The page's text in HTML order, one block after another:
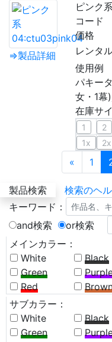
⇒製品詳細
ピンク
コード
価格
レンタ
使用例
パキー
女・1幕
在庫サ
1 2
1x
2x
«Previous
1
製品検索
検索のヘ
キーワード：
and検索
or検索
メインカラー：
White
Black
Green
Red
サブカラー：
White
Black
Green